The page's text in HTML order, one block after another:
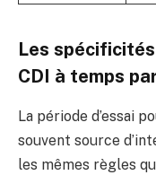
Les spécificités
CDI à temps
La période d’essai
souvent source
les mêmes règles